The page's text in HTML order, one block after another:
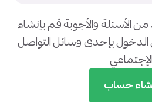
من الأسئلة والأجوبة قم بإنشاء
بإحدى وسائل التواصل
الإجتماعي
حساب